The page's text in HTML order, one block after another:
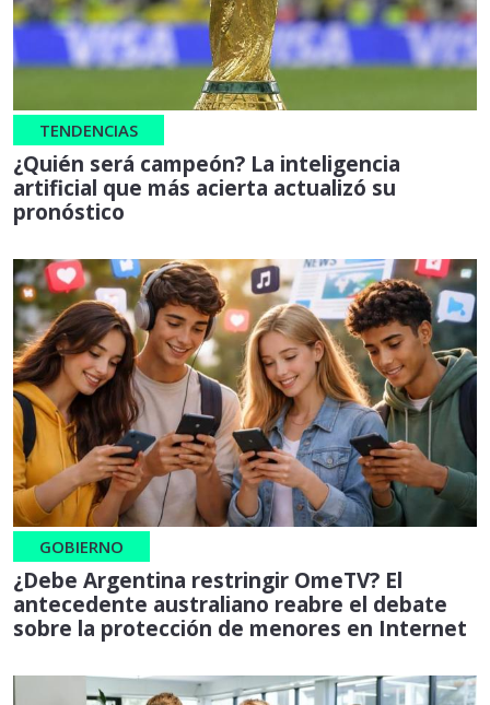
TENDENCIAS
¿Quién será campeón? La inteligencia
artificial que más acierta actualizó su
pronóstico
GOBIERNO
¿Debe Argentina restringir OmeTV? El
antecedente australiano reabre el debate
sobre la protección de menores en Internet